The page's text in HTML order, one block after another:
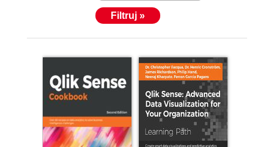
Filtruj »